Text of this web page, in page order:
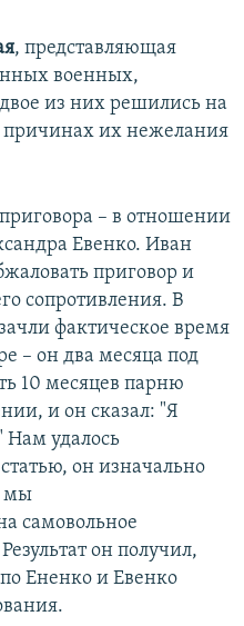
, представляющая
военных,
из них решились на
причинах их нежелания
– в отношении
Евенко. Иван
приговор и
сопротивления. В
фактическое время
– он два месяца под
10 месяцев парню
и он сказал: "Я
Нам удалось
он изначально
мы
самовольное
он получил,
Ененко и Евенко